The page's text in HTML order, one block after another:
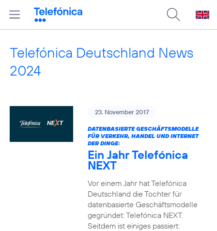
Telefónica Deutschland News
2024
23. November 2017
DATENBASIERTE GESCHÄFTSMODELLE
FÜR VERKEHR, HANDEL UND INTERNET
DER DINGE:
Ein Jahr Telefónica
NEXT
Vor einem Jahr hat Telefónica
Deutschland die Tochter für
datenbasierte Geschäftsmodelle
gegründet: Telefónica NEXT.
Seitdem ist einiges passiert: